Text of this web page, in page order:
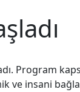
Program
ve insani